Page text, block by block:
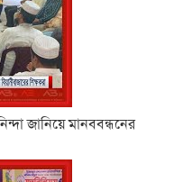
জানিয়ে মানববন্ধনের